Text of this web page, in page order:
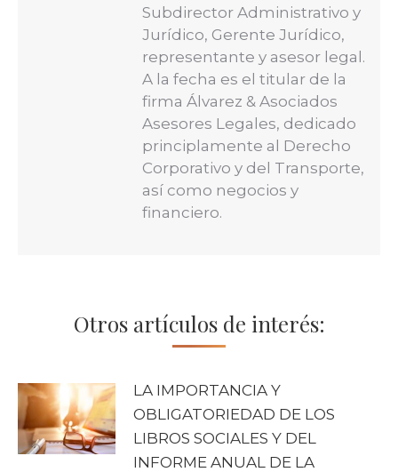
Subdirector Administrativo y
Jurídico, Gerente Jurídico,
representante y asesor legal.
A la fecha es el titular de la
firma Álvarez & Asociados
Asesores Legales, dedicado
principlamente al Derecho
Corporativo y del Transporte,
así como negocios y
financiero.
Otros artículos de interés:
LA IMPORTANCIA Y
OBLIGATORIEDAD DE LOS
LIBROS SOCIALES Y DEL
INFORME ANUAL DE LA